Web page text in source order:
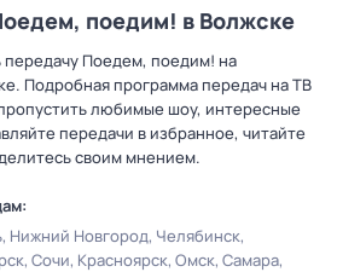
поедим! в Волжске
передачу Поедем, поедим! на
Подробная программа передач на ТВ
любимые шоу, интересные
передачи в избранное, читайте
своим мнением.
Нижний Новгород Челябинск
Сочи Красноярск Омск Самара